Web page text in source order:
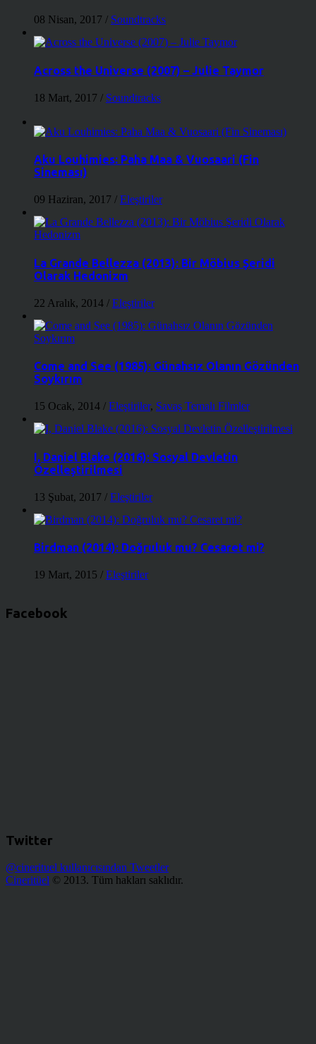
08 Nisan, 2017 / Soundtracks
Across the Universe (2007) – Julie Taymor
18 Mart, 2017 / Soundtracks
Aku Louhimies: Paha Maa & Vuosaari (Fin
Sineması)
09 Haziran, 2017 / Eleştiriler
La Grande Bellezza (2013): Bir Möbius Şeridi
Olarak Hedonizm
22 Aralık, 2014 / Eleştiriler
Come and See (1985): Günahsız Olanın Gözünden
Soykırım
15 Ocak, 2014 / Eleştiriler, Savaş Temalı Filmler
I, Daniel Blake (2016): Sosyal Devletin
Özelleştirilmesi
13 Şubat, 2017 / Eleştiriler
Birdman (2014): Doğruluk mu? Cesaret mi?
19 Mart, 2015 / Eleştiriler
Facebook
Twitter
@cinerituel kullanıcısından Tweetler
Cineritüel © 2013. Tüm hakları saklıdır.